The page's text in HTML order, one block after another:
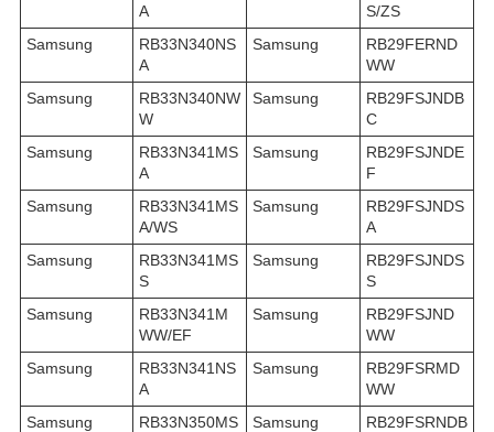
A
S/ZS
Samsung
RB33N340NS
A
Samsung
RB29FERND
WW
Samsung
RB33N340NW
W
Samsung
RB29FSJNDB
C
Samsung
RB33N341MS
A
Samsung
RB29FSJNDE
F
Samsung
RB33N341MS
A/WS
Samsung
RB29FSJNDS
A
Samsung
RB33N341MS
S
Samsung
RB29FSJNDS
S
Samsung
RB33N341M
WW/EF
Samsung
RB29FSJND
WW
Samsung
RB33N341NS
A
Samsung
RB29FSRMD
WW
Samsung
RB33N350MS
Samsung
RB29FSRNDB